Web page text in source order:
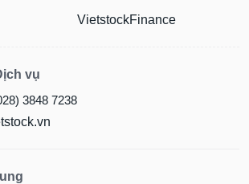
VietstockFinance
vụ
3848 7238